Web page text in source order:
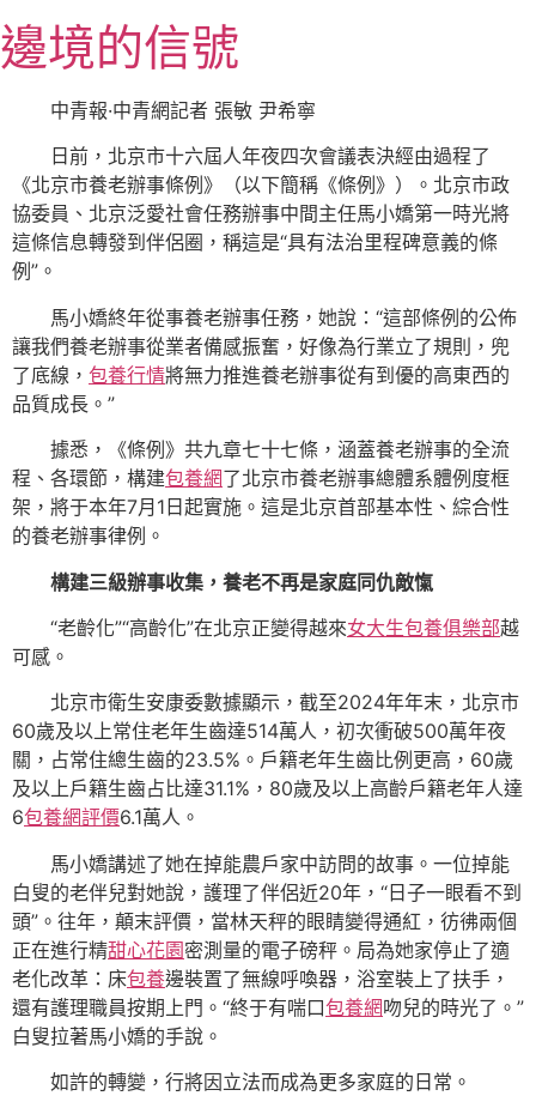
至
主
邊境的信號
中青報·中青網記者 張敏 尹希寧
日前，北京市十六屆人年夜四次會議表決經由過程了
《北京市養老辦事條例》（以下簡稱《條例》）。北京市政
協委員、北京泛愛社會任務辦事中間主任馬小嬌第一時光將
這條信息轉發到伴侶圈，稱這是“具有法治里程碑意義的條
例”。
馬小嬌終年從事養老辦事任務，她說：“這部條例的公佈
讓我們養老辦事從業者備感振奮，好像為行業立了規則，兜
了底線， 包養行情將無力推進養老辦事從有到優的高東西的
品質成長。”
據悉，《條例》共九章七十七條，涵蓋養老辦事的全流
程、各環節，構建包養網了北京市養老辦事總體系體例度框
架，將于本年7月1日起實施。這是北京首部基本性、綜合性
的養老辦事律例。
構建三級辦事收集，養老不再是家庭同仇敵愾
“老齡化”“高齡化”在北京正變得越來女大生包養俱樂部越
可感。
北京市衛生安康委數據顯示，截至2024年年末，北京市
60歲及以上常住老年生齒達514萬人，初次衝破500萬年夜
關，占常住總生齒的23.5%。戶籍老年生齒比例更高，60歲
及以上戶籍生齒占比達31.1%，80歲及以上高齡戶籍老年人達
6包養網評價6.1萬人。
馬小嬌講述了她在掉能農戶家中訪問的故事。一位掉能
白叟的老伴兒對她說，護理了伴侶近20年，“日子一眼看不到
頭”。往年，顛末評價，當林天秤的眼睛變得通紅，彷彿兩個
正在進行精甜心花園密測量的電子磅秤。局為她家停止了適
老化改革：床包養邊裝置了無線呼喚器，浴室裝上了扶手，
還有護理職員按期上門。“終于有喘口包養網吻兒的時光了。”
白叟拉著馬小嬌的手說。
如許的轉變，行將因立法而成為更多家庭的日常。